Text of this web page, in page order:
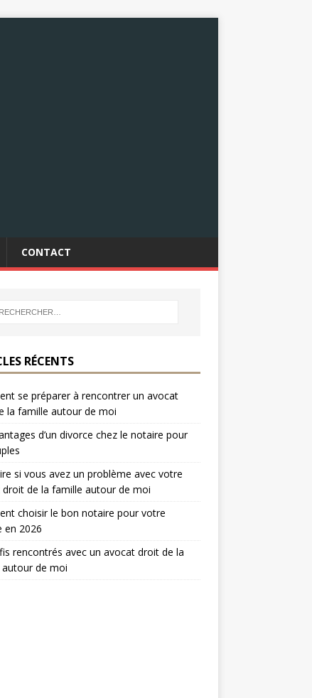
CONTACT
RÉCENTS
se préparer à rencontrer un avocat
la famille autour de moi
d’un divorce chez le notaire pour
si vous avez un problème avec votre
de la famille autour de moi
choisir le bon notaire pour votre
en 2026
rencontrés avec un avocat droit de la
de moi